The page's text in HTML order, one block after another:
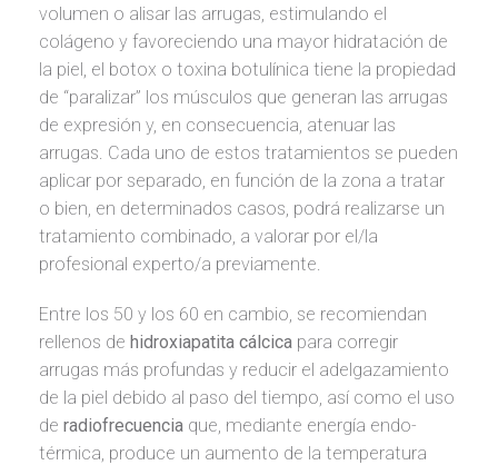
volumen o alisar las arrugas, estimulando el
colágeno y favoreciendo una mayor hidratación de
la piel, el botox o toxina botulínica tiene la propiedad
de “paralizar” los músculos que generan las arrugas
de expresión y, en consecuencia, atenuar las
arrugas. Cada uno de estos tratamientos se pueden
aplicar por separado, en función de la zona a tratar
o bien, en determinados casos, podrá realizarse un
tratamiento combinado, a valorar por el/la
profesional experto/a previamente.
Entre los 50 y los 60 en cambio, se recomiendan
rellenos de hidroxiapatita cálcica para corregir
arrugas más profundas y reducir el adelgazamiento
de la piel debido al paso del tiempo, así como el uso
de radiofrecuencia que, mediante energía endo-
térmica, produce un aumento de la temperatura